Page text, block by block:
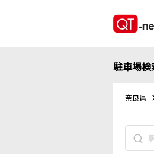
駐車場検
奈良県